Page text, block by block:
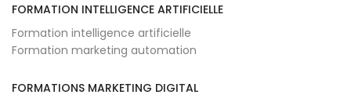
FORMATION INTELLIGENCE ARTIFICIELLE
Formation intelligence artificielle
Formation marketing automation
FORMATIONS MARKETING DIGITAL